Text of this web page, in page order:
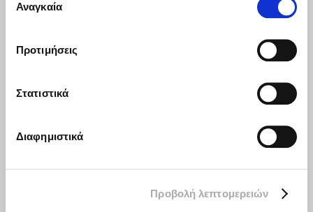
συγκατάθεσης
Αναγκαία
Προτιμήσεις
Στατιστικά
Διαφημιστικά
Προβολή λεπτομερειών
Υπουργείο Εργασίας, Κοινωνικής
Επαγγελματική ασφάλιση
Επαγγελματικών Συντάξεων